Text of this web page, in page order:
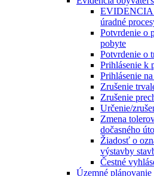
úradné
Potvrdenie o
pobyte
Potvrdenie o
Prihlásenie k
Prihlásenie
Zrušenie
Zrušenie
Určenie/
Zmena
dočasného
Žiadosť o
výstavby
Čestné
Územné